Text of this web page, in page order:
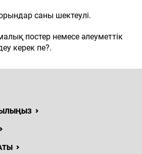
саны шектеулі.
постер немесе әлеуметтік
керек пе?.